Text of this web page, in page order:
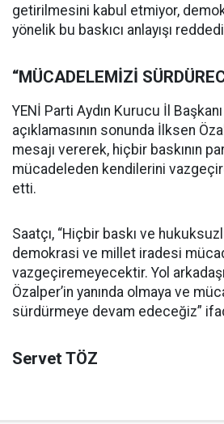
getirilmesini kabul etmiyor,
yönelik bu baskıcı anlayışı
“MÜCADELEMİZİ
YENİ Parti Aydın Kurucu İl
açıklamasının sonunda İlksen
mesajı vererek, hiçbir baskının
mücadeleden kendilerini
etti.
Saatçı, “Hiçbir baskı ve
demokrasi ve millet iradesi
vazgeçiremeyecektir. Yol
Özalper’in yanında olmaya ve
sürdürmeye devam edeceğiz”
Servet TÖZ